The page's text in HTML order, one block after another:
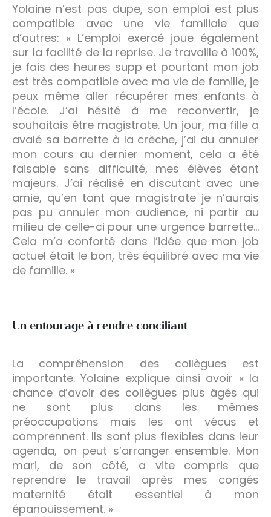
Yolaine n’est pas dupe, son emploi est plus
compatible avec une vie familiale que
d’autres: « L’emploi exercé joue également
sur la facilité de la reprise. Je travaille à 100%,
je fais des heures supp et pourtant mon job
est très compatible avec ma vie de famille, je
peux même aller récupérer mes enfants à
l’école. J’ai hésité à me reconvertir, je
souhaitais être magistrate. Un jour, ma fille a
avalé sa barrette à la crèche, j’ai du annuler
mon cours au dernier moment, cela a été
faisable sans difficulté, mes élèves étant
majeurs. J’ai réalisé en discutant avec une
amie, qu’en tant que magistrate je n’aurais
pas pu annuler mon audience, ni partir au
milieu de celle-ci pour une urgence barrette…
Cela m’a conforté dans l’idée que mon job
actuel était le bon, très équilibré avec ma vie
de famille. »
Un entourage à rendre conciliant
La compréhension des collègues est
importante. Yolaine explique ainsi avoir « la
chance d’avoir des collègues plus âgés qui
ne sont plus dans les mêmes
préoccupations mais les ont vécus et
comprennent. Ils sont plus flexibles dans leur
agenda, on peut s’arranger ensemble. Mon
mari, de son côté, a vite compris que
reprendre le travail après mes congés
maternité était essentiel à mon
épanouissement. »